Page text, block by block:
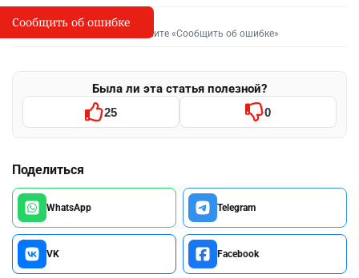
I
Сообщить об опечатке
Выделите фрагмент и нажмите «Сообщить об ошибке»
Была ли эта статья полезной?
25 0
Поделиться
WhatsApp Telegram
VK Facebook
Сообщить об ошибке